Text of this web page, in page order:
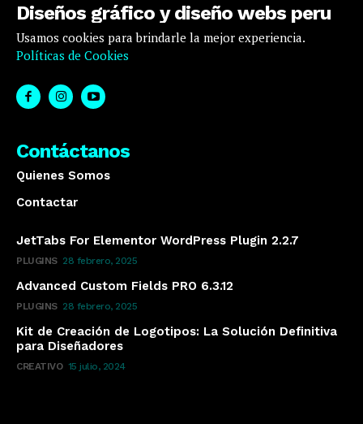
Diseños gráfico y diseño webs peru
Usamos cookies para brindarle la mejor experiencia.
Políticas de Cookies
Contáctanos
Quienes Somos
Contactar
JetTabs For Elementor WordPress Plugin 2.2.7
PLUGINS 28 febrero, 2025
Advanced Custom Fields PRO 6.3.12
PLUGINS 28 febrero, 2025
Kit de Creación de Logotipos: La Solución Definitiva
para Diseñadores
CREATIVO 15 julio, 2024